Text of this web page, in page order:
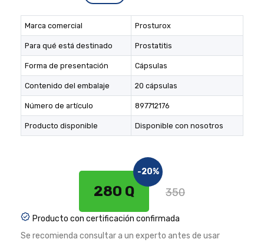
Marca comercial Prosturox
Para qué está destinado Prostatitis
Forma de presentación Cápsulas
Contenido del embalaje 20 cápsulas
Número de artículo 897712176
Producto disponible Disponible con nosotros
280 Q
-20%
350
Producto con certificación confirmada
Se recomienda consultar a un experto antes de usar